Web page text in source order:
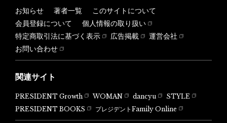
お知らせ 著者一覧
このサイトについて
会員登録について
個人情報の取り扱い
特定商取引法に基づく表示
広告掲載
運営会社
お問い合わせ
関連サイト
PRESIDENT Growth WOMAN dancyu
STYLE
PRESIDENT BOOKS
プレジデントFamily Online